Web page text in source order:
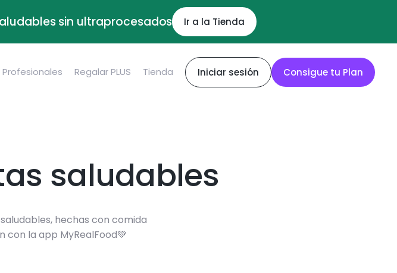
sin ultraprocesados Ir a la Tienda
Profesionales Regalar PLUS Tienda Iniciar sesión Consigue tu Plan
saludables
hechas con comida
la app MyRealFood💚